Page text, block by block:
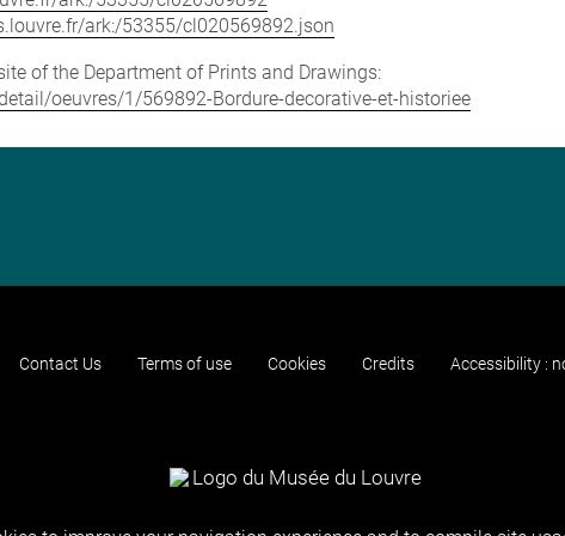
ark:/53355/cl020569892.json
of the Department of Prints and Drawings:
oeuvres/1/569892-Bordure-decorative-et-historiee
Contact Us Terms of use Cookies Credits Accessibility :